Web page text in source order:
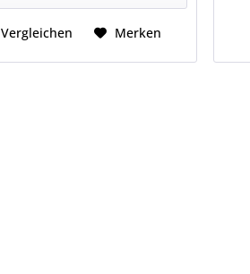
Vergleichen Merken